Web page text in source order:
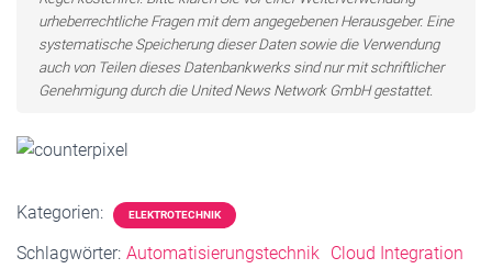
urheberrechtliche Fragen mit dem angegebenen Herausgeber. Eine
systematische Speicherung dieser Daten sowie die Verwendung
auch von Teilen dieses Datenbankwerks sind nur mit schriftlicher
Genehmigung durch die United News Network GmbH gestattet.
Kategorien: ELEKTROTECHNIK
Schlagwörter: Automatisierungstechnik Cloud Integration